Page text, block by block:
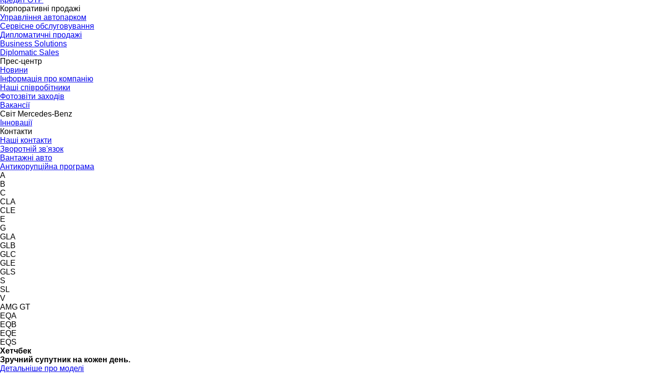
Корпоративні продажі
Управління автопарком
Сервісне обслуговування
Дипломатичні продажі
Business Solutions
Diplomatic Sales
Прес-центр
Новини
Інформація про компанію
Наші співробітники
Фотозвіти заходів
Вакансії
Світ Mercedes-Benz
Інновації
Контакти
Наші контакти
Зворотній зв'язок
Вантажні авто
Антикорупційна програма
A
B
C
CLA
CLE
E
G
GLA
GLB
GLC
GLE
GLS
S
SL
V
AMG GT
EQA
EQB
EQE
EQS
Хетчбек
Зручний супутник на кожен день.
Детальніше про моделі